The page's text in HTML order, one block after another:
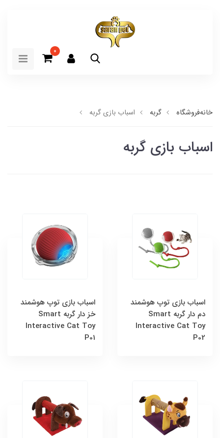
0
خانهفروشگاه گربه اسباب بازی گربه
اسباب بازی گربه
اسباب بازی توپ هوشمند
دم دار گربه Smart
Interactive Cat Toy
P02
اسباب بازی توپ هوشمند
خز دار گربه Smart
Interactive Cat Toy
P01